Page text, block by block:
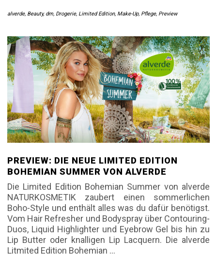
alverde, Beauty, dm, Drogerie, Limited Edition, Make-Up, Pflege, Preview
PREVIEW: DIE NEUE LIMITED EDITION
BOHEMIAN SUMMER VON ALVERDE
Die Limited Edition Bohemian Summer von alverde
NATURKOSMETIK zaubert einen sommerlichen
Boho-Style und enthält alles was du dafür benötigst.
Vom Hair Refresher und Bodyspray über Contouring-
Duos, Liquid Highlighter und Eyebrow Gel bis hin zu
Lip Butter oder knalligen Lip Lacquern. Die alverde
Litmited Edition Bohemian …